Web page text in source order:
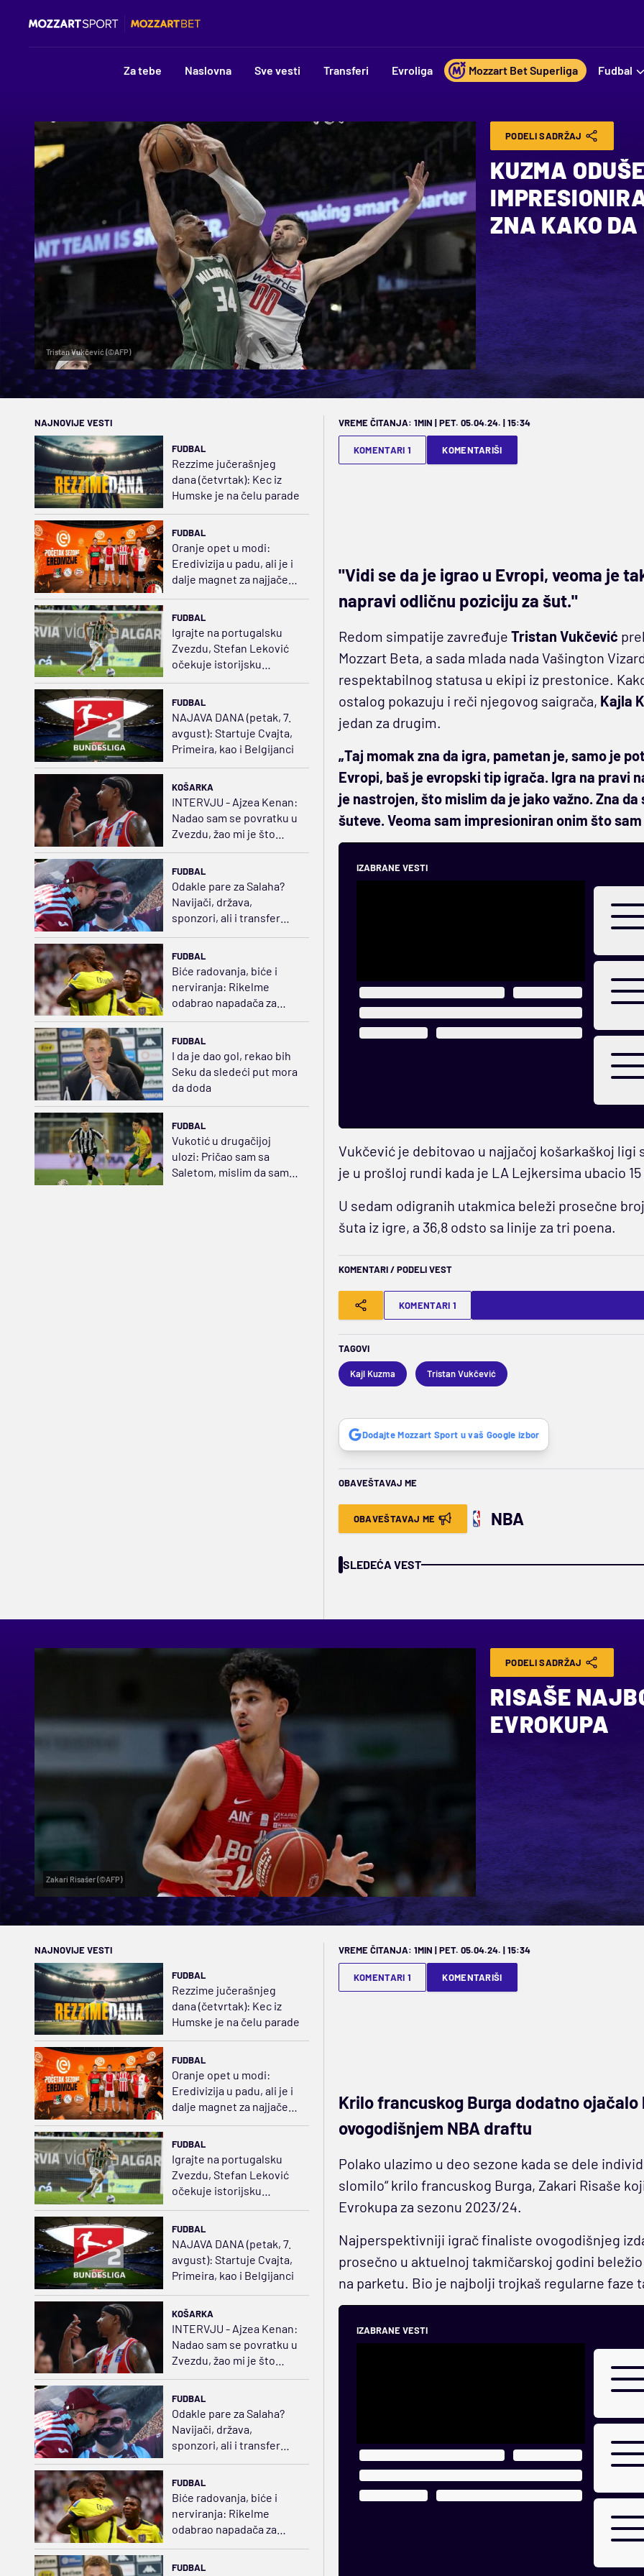
Za tebe Naslovna Sve vesti Transferi Evroliga Mozzart Bet Superliga Fudbal
Tristan Vukčević (©AFP)
PODELI SADRŽAJ
KUZMA
ZNA KAKO DA
NAJNOVIJE VESTI
FUDBAL
Rezzime jučerašnjeg
dana (četvrtak): Kec iz
Humske je na čelu parade
FUDBAL
Oranje opet u modi:
Eredivizija u padu, ali je i
dalje magnet za najjače
FUDBAL
Igrajte na portugalsku
Zvezdu, Stefan Leković
očekuje istorijsku
sezonu
FUDBAL
NAJAVA DANA (petak, 7.
avgust): Startuje Cvajta,
Primeira, kao i Belgijanci
KOŠARKA
INTERVJU - Ajzea Kenan:
Nadao sam se povratku u
Zvezdu, žao mi je što
FUDBAL
Odakle pare za Salaha?
Navijači, država,
sponzori, ali i transfer
FUDBAL
Biće radovanja, biće i
nerviranja: Rikelme
odabrao napadača za
Boku i razbuktao požar
FUDBAL
I da je dao gol, rekao bih
Seku da sledeći put mora
da doda
FUDBAL
Vukotić u drugačijoj
ulozi: Pričao sam sa
Saletom, mislim da sam
VREME ČITANJA: 1MIN | PET. 05.04.24. | 15:34
KOMENTARI 1 KOMENTARIŠI
"Vidi se da je igrao u Evropi, veoma je
napravi odličnu poziciju za šut."
Redom simpatije zavređuje Tristan Vukčević
Mozzart Beta, a sada mlada nada Vašington
respektabilnog statusa u ekipi iz prestonice.
ostalog pokazuju i reči njegovog saigrača, Kajla
jedan za drugim.
„Taj momak zna da igra, pametan je, samo je
Evropi, baš je evropski tip igrača. Igra na pravi
je nastrojen, što mislim da je jako važno. Zna
šuteve. Veoma sam impresioniran onim što sam
IZABRANE VESTI
Vukčević je debitovao u najjačoj košarkaškoj
je u prošloj rundi kada je LA Lejkersima ubacio
U sedam odigranih utakmica beleži prosečne
šuta iz igre, a 36,8 odsto sa linije za tri poena.
KOMENTARI / PODELI VEST
KOMENTARI 1
TAGOVI
Kajl Kuzma Tristan Vukčević
Dodajte Mozzart Sport u vaš Google izbor
OBAVEŠTAVAJ ME
OBAVEŠTAVAJ ME NBA
SLEDEĆA VEST
Zakari Risašer (©AFP)
PODELI SADRŽAJ
RISAŠE
EVROKUPA
NAJNOVIJE VESTI
FUDBAL
Rezzime jučerašnjeg
dana (četvrtak): Kec iz
Humske je na čelu parade
FUDBAL
Oranje opet u modi:
Eredivizija u padu, ali je i
dalje magnet za najjače
FUDBAL
Igrajte na portugalsku
Zvezdu, Stefan Leković
očekuje istorijsku
FUDBAL
NAJAVA DANA (petak, 7.
avgust): Startuje Cvajta,
Primeira, kao i Belgijanci
KOŠARKA
INTERVJU - Ajzea Kenan:
Nadao sam se povratku u
Zvezdu, žao mi je što
neće videti moje novo
FUDBAL
Odakle pare za Salaha?
Navijači, država,
sponzori, ali i transfer
FUDBAL
Biće radovanja, biće i
nerviranja: Rikelme
odabrao napadača za
FUDBAL
VREME ČITANJA: 1MIN | PET. 05.04.24. | 15:34
KOMENTARI 1 KOMENTARIŠI
Krilo francuskog Burga dodatno
ovogodišnjem NBA draftu
Polako ulazimo u deo sezone kada se dele
slomilo“ krilo francuskog Burga, Zakari Risaše
Evrokupa za sezonu 2023/24.
Najperspektivniji igrač finaliste ovogodišnjeg
prosečno u aktuelnoj takmičarskoj godini beležio
na parketu. Bio je najbolji trojkaš regularne faze
IZABRANE VESTI